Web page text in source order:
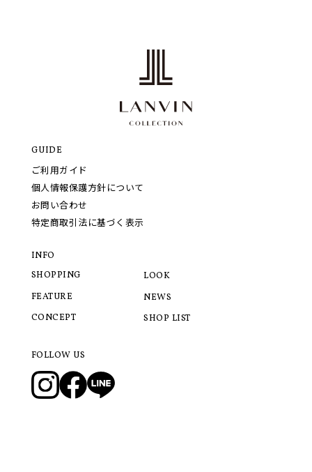
GUIDE
ご利用ガイド
個人情報保護方針について
お問い合わせ
特定商取引法に基づく表示
INFO
SHOPPING
FEATURE
CONCEPT
LOOK
NEWS
SHOP LIST
FOLLOW US